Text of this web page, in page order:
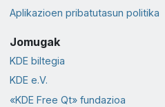
Aplikazioen pribatutasun politika
Jomugak
KDE biltegia
KDE e.V.
«KDE Free Qt» fundazioa